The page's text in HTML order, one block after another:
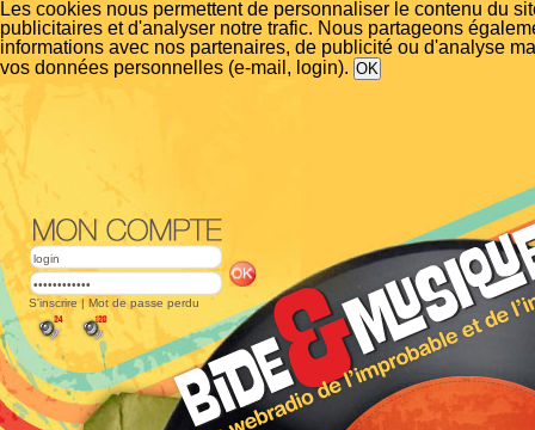
Les cookies nous permettent de personnaliser le contenu du
publicitaires et d'analyser notre trafic. Nous partageons
informations avec nos partenaires, de publicité ou d'analyse
vos données personnelles (e-mail, login).
S'inscrire | Mot de passe perdu